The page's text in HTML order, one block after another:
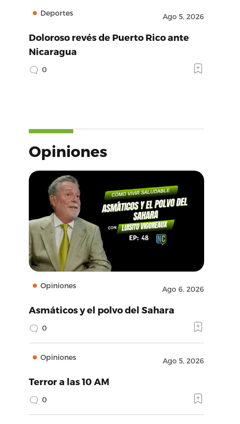
Deportes Ago 5, 2026
Doloroso revés de Puerto Rico ante
Nicaragua
0
Opiniones
Opiniones Ago 6, 2026
Asmáticos y el polvo del Sahara
0
Opiniones Ago 5, 2026
Terror a las 10 AM
0